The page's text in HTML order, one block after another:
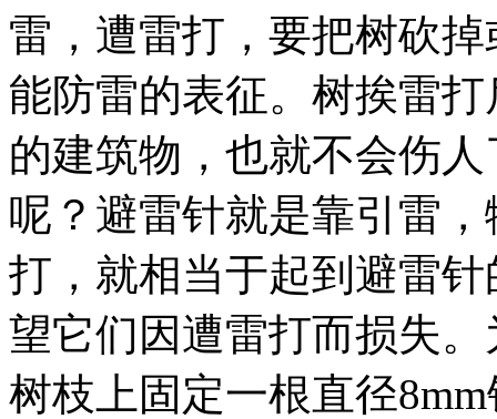
雷，遭雷打，要把树砍
能防雷的表征。树挨雷
的建筑物，也就不会伤
呢？避雷针就是靠引雷
打，就相当于起到避雷
望它们因遭雷打而损失
树枝上固定一根直径